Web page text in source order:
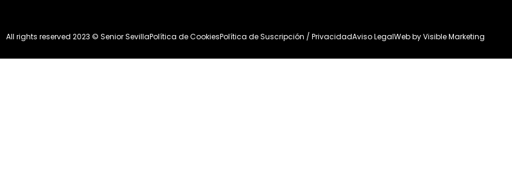
All rights reserved 2023 © Senior SevillaPolítica de CookiesPolítica de Suscripción / PrivacidadAviso LegalWeb byVisible Marketing